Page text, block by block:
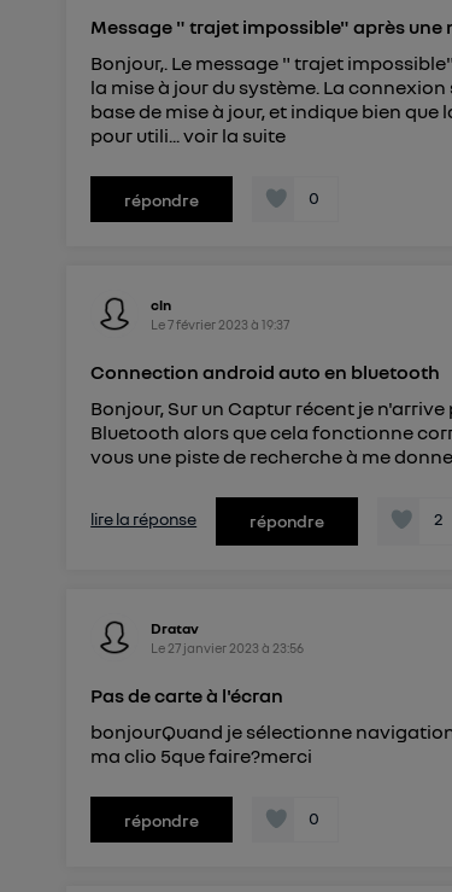
Message " trajet impossible" après une
Bonjour,. Le message " trajet
la mise à jour du système. La
base de mise à jour, et indique bien
pour utili...voir la suite
répondre 0
cln
Le7 février 2023 à19:37
Connection android auto en bluetooth
Bonjour, Sur un Captur récent je
Bluetooth alors que cela fonctionne
vous une piste de recherche à me
lire la réponse répondre 2
Dratav
Le 27 janvier 2023 à 23:56
Pas de carte à l'écran
bonjourQuand je sélectionne
ma clio 5que faire?merci
répondre 0
Pour une connexion foyer(ex : Wi-Fi), la
ayant
Pour une connexion mobile, la personnalisation
Vous pouvez à tout moment retirer
") ou via la page «
d'informations, veuillez consulter